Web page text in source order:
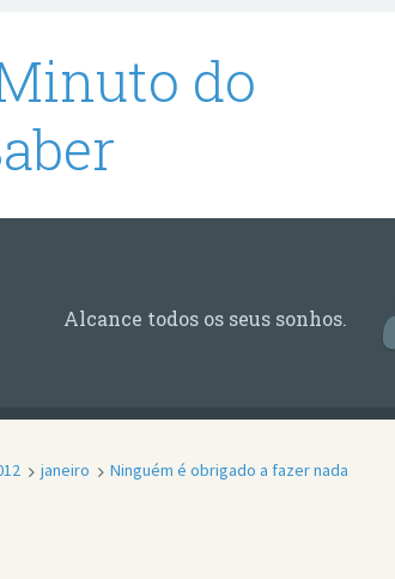
Alcance todos os seus sonhos.
janeiro Ninguém é obrigado a fazer nada